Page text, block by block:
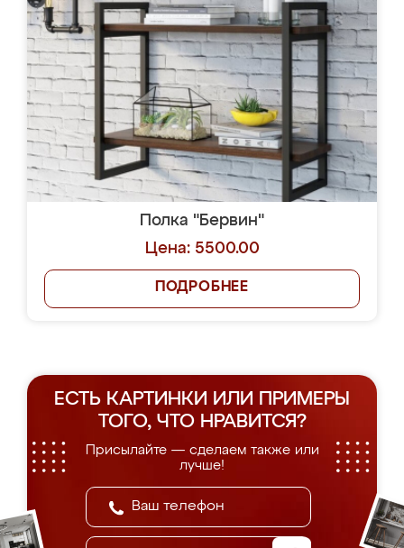
Полка "Бервин"
Цена: 5500.00
ПОДРОБНЕЕ
ЕСТЬ КАРТИНКИ ИЛИ ПРИМЕРЫ
ТОГО, ЧТО НРАВИТСЯ?
Присылайте — сделаем также или
лучше!